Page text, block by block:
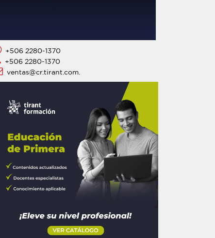
+506 2280-1370
+506 2280-1370
ventas@cr.tirant.com.